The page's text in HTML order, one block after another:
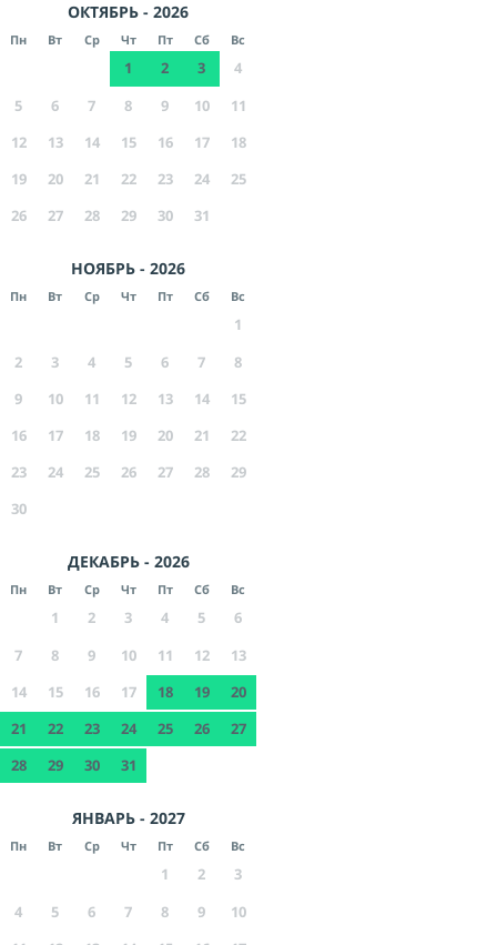
ОКТЯБРЬ - 2026
Пн Вт Ср Чт Пт Сб Вс
1 2 3
4
5
6 7 8 9 10
11
12
13 14 15 16 17
18
19
20 21 22 23 24
25
26
27 28 29 30 31
НОЯБРЬ - 2026
Пн Вт Ср Чт Пт Сб Вс
1
2
3 4 5 6 7
8
9
10 11 12 13 14
15
16
17 18 19 20 21
22
23
24 25 26 27 28
29
30
ДЕКАБРЬ - 2026
Пн Вт Ср Чт Пт Сб Вс
1 2 3 4 5
6
7
8 9 10 11 12
13
14
15 16 17 18 19
20
21
22 23 24 25 26
27
28
29 30 31
ЯНВАРЬ - 2027
Пн Вт Ср Чт Пт Сб Вс
1 2
3
4
5 6 7 8 9
10